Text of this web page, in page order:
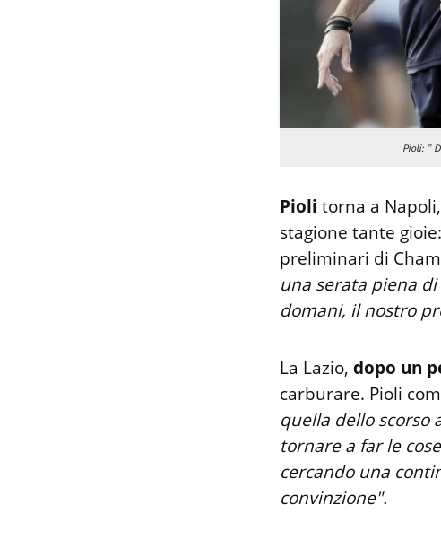
Pioli: "
Pioli torna a
stagione tante
preliminari di
una serata piena
domani, il nostro
La Lazio, dopo un
carburare. Pioli
quella dello scorso
tornare a far le
cercando una
convinzione".